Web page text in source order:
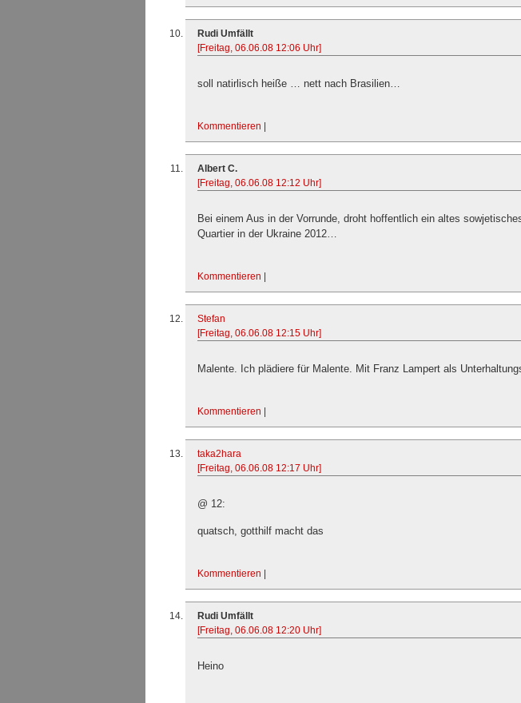
Rudi Umfällt
[Freitag, 06.06.08 12:06 Uhr]
soll natirlisch heiße … nett nach Brasilien…
Kommentieren
Albert C.
[Freitag, 06.06.08 12:12 Uhr]
Bei einem Aus in der Vorrunde, droht hoffentlich ein altes
Quartier in der Ukraine 2012…
Kommentieren
Stefan
[Freitag, 06.06.08 12:15 Uhr]
Malente. Ich plädiere für Malente. Mit Franz Lampert als
Kommentieren
taka2hara
[Freitag, 06.06.08 12:17 Uhr]
@ 12:
quatsch, gotthilf macht das
Kommentieren
Rudi Umfällt
[Freitag, 06.06.08 12:20 Uhr]
Heino